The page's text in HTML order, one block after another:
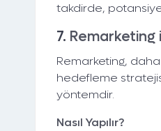
takdirde,
7. Remarketing
Remarketing,
hedefleme
yöntemdir.
Nasıl Yapılır?